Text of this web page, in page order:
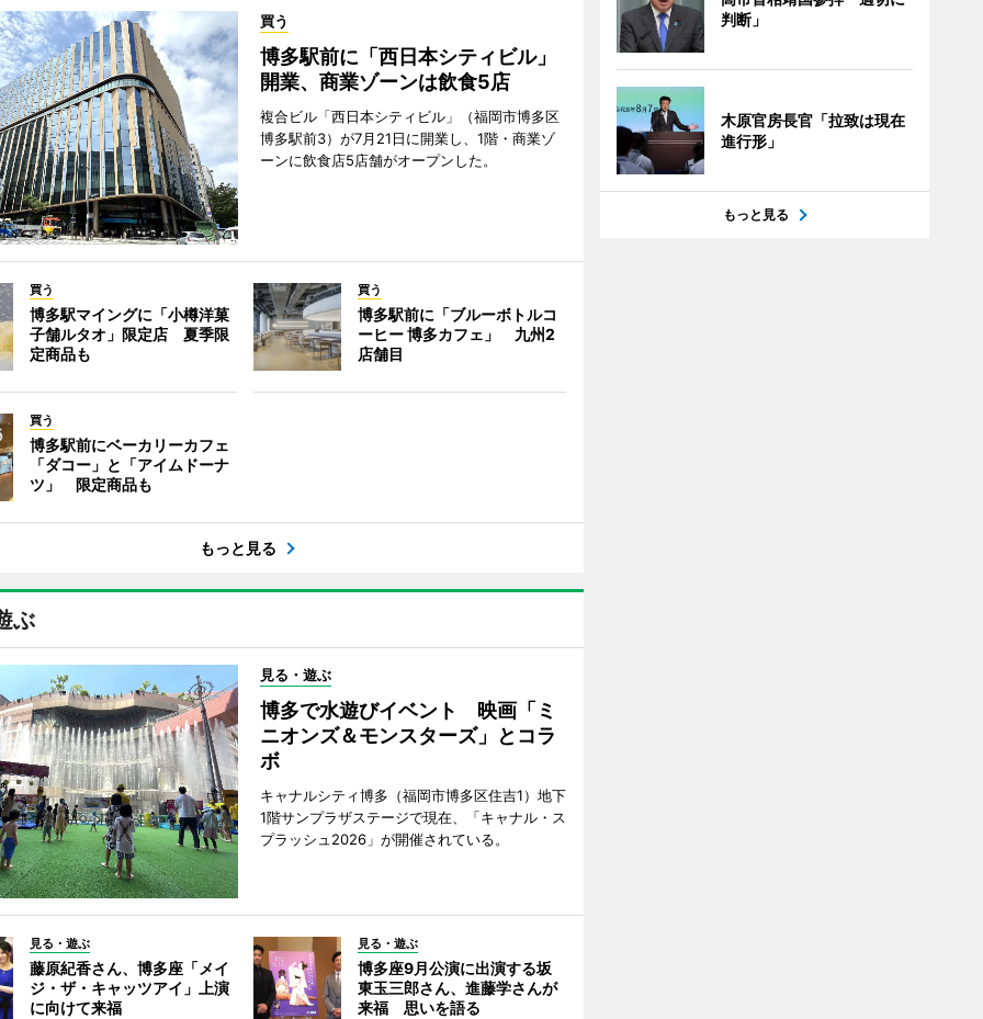
買う
博多駅前に「西日本シティビル」
開業、商業ゾーンは飲食5店
複合ビル「西日本シティビル」（福岡市博多区
博多駅前3）が7月21日に開業し、1階・商業ゾ
ーンに飲食店5店舗がオープンした。
買う
博多駅マイングに「小樽洋菓
子舗ルタオ」限定店 夏季限
定商品も
買う
博多駅前に「ブルーボトルコ
ーヒー 博多カフェ」 九州2
店舗目
買う
博多駅前にベーカリーカフェ
「ダコー」と「アイムドーナ
ツ」 限定商品も
もっと見る
ぶ
見る・遊ぶ
博多で水遊びイベント 映画「ミ
ニオンズ＆モンスターズ」とコラ
ボ
キャナルシティ博多（福岡市博多区住吉1）地下
1階サンプラザステージで現在、「キャナル・ス
プラッシュ2026」が開催されている。
見る・遊ぶ
藤原紀香さん、博多座「メイ
ジ・ザ・キャッツアイ」上演
に向けて来福
見る・遊ぶ
博多座9月公演に出演する坂
東玉三郎さん、進藤学さんが
来福 思いを語る
判断」
木原官房長官「拉致は現在
進行形」
もっと見る